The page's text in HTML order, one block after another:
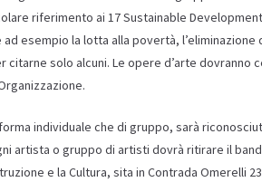
riferimento ai 17 Sustainable
esempio la lotta alla povertà,
citarne solo alcuni. Le opere d’arte
individuale che di gruppo, sarà
artista o gruppo di artisti dovrà ritirare il
e la Cultura, sita in Contrada Omerelli